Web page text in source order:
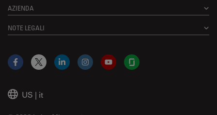
AZIENDA
NOTE LEGALI
US | it
Facebook
X LinkedInInstagramYouTubeGlassdoor